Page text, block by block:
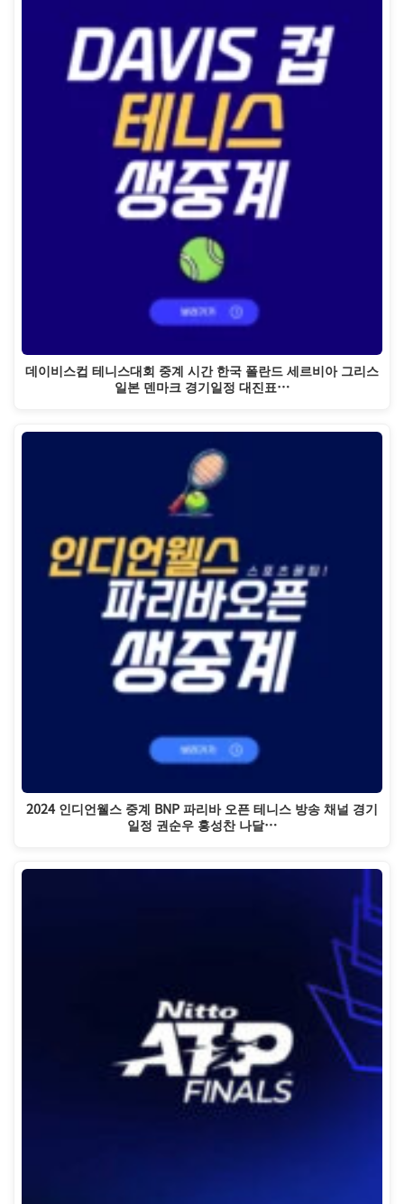
데이비스컵 테니스대회 중계 시간 한국 폴란드 세르비아 그리스
일본 덴마크 경기일정 대진표…
2024 인디언웰스 중계 BNP 파리바 오픈 테니스 방송 채널 경기
일정 권순우 홍성찬 나달…